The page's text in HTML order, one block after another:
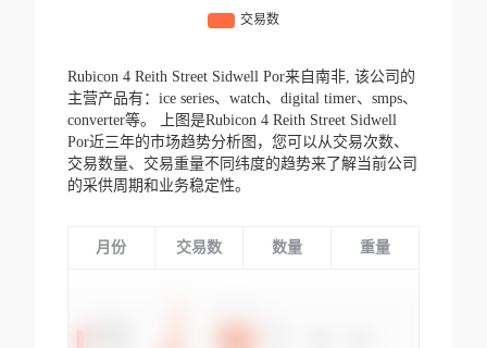
Rubicon 4 Reith Street Sidwell Por来自南非, 该公司的
主营产品有：ice series、watch、digital timer、smps、
converter等。
上图是Rubicon 4 Reith Street Sidwell
Por近三年的市场趋势分析图，您可以从交易次数、
交易数量、交易重量不同纬度的趋势来了解当前公司
的采供周期和业务稳定性。
月份 交易数 数量 重量